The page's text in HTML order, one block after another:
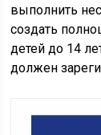
выполнить
создать
детей до 14
должен